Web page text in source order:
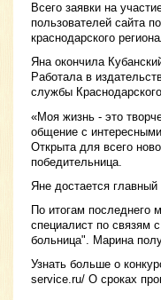
Всего заявки на
пользователей сайта
краснодарского
Яна окончила
Работала в
службы
«Моя жизнь - это
общение с
Открыта для всего
победительница.
Яне достается главный
По итогам последнего
специалист по связям
больница". Марина
Узнать больше о
service.ru/ О сроках